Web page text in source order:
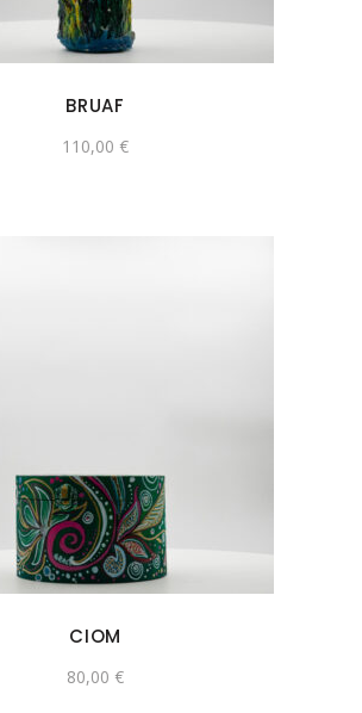
BRUAF
110,00 €
CIOM
80,00 €